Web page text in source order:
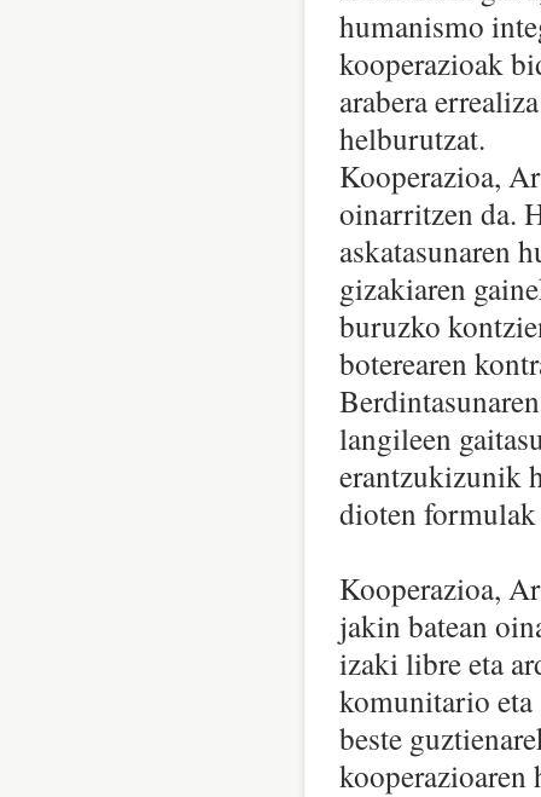
humanismo
kooperazioak
arabera
helburutzat.
Kooperazioa,
oinarritzen da.
askatasunaren
gizakiaren
buruzko
boterearen
langileen
erantzukizunik
dioten formulak
Kooperazioa,
jakin batean
izaki libre eta
komunitario eta
beste